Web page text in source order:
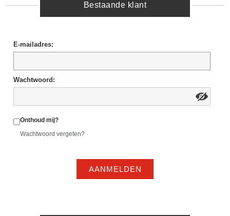
Bestaande klant
E-mailadres:
Wachtwoord:
Onthoud mij?
Wachtwoord vergeten?
AANMELDEN